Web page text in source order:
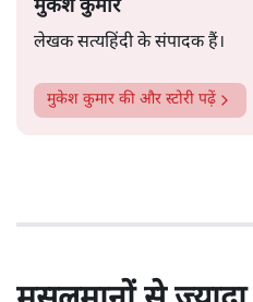
मुकेश कुमार
लेखक सत्यहिंदी के संपादक हैं।
मुकेश कुमार की और स्टोरी पढ़ें